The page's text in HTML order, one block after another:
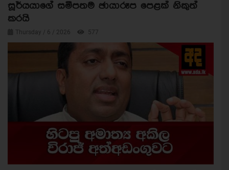
සූර්යයාගේ සමීපතම ඡායාරූප පෙළක් නිකුත්
කරයි
Thursday / 6 / 2026 577